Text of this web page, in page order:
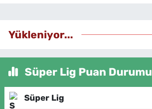
Yükleniyor...
Süper Lig Puan Durumu
Süper Lig